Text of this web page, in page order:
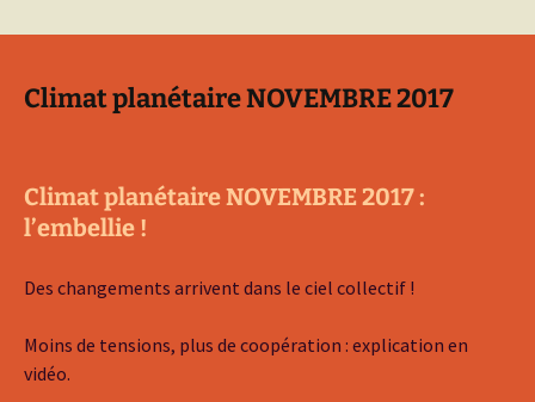
Climat planétaire NOVEMBRE 2017
Climat planétaire NOVEMBRE 2017 :
l’embellie !
Des changements arrivent dans le ciel collectif !
Moins de tensions, plus de coopération : explication en
vidéo.